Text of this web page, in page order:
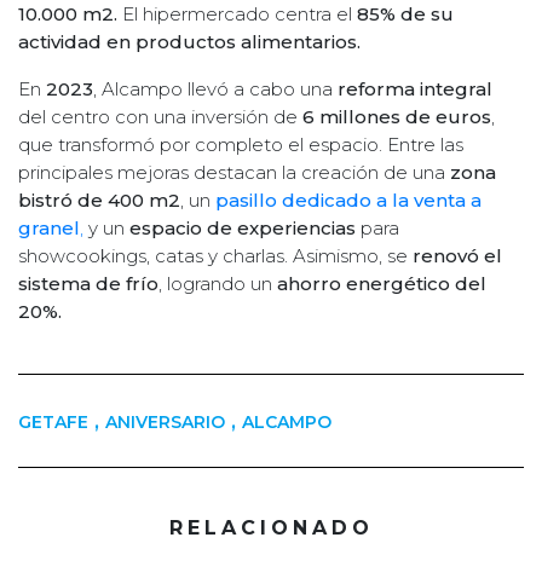
10.000 m2. El hipermercado centra el 85% de su
actividad en productos alimentarios.
En 2023, Alcampo llevó a cabo una reforma integral
del centro con una inversión de 6 millones de euros,
que transformó por completo el espacio. Entre las
principales mejoras destacan la creación de una zona
bistró de 400 m2, un pasillo dedicado a la venta a
granel, y un espacio de experiencias para
showcookings, catas y charlas. Asimismo, se renovó el
sistema de frío, logrando un ahorro energético del
20%.
GETAFE , ANIVERSARIO , ALCAMPO
RELACIONADO